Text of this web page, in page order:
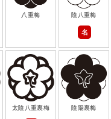
八重梅 陰八重梅
名
太陰八重裏梅 陰陽裏梅